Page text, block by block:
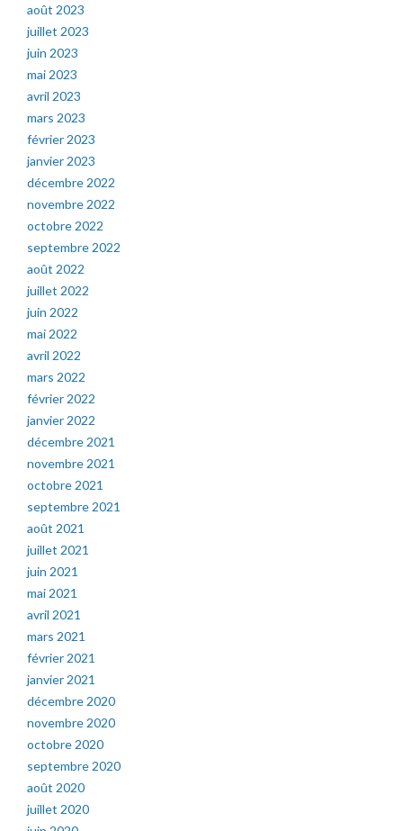
août 2023
juillet 2023
juin 2023
mai 2023
avril 2023
mars 2023
février 2023
janvier 2023
décembre 2022
novembre 2022
octobre 2022
septembre 2022
août 2022
juillet 2022
juin 2022
mai 2022
avril 2022
mars 2022
février 2022
janvier 2022
décembre 2021
novembre 2021
octobre 2021
septembre 2021
août 2021
juillet 2021
juin 2021
mai 2021
avril 2021
mars 2021
février 2021
janvier 2021
décembre 2020
novembre 2020
octobre 2020
septembre 2020
août 2020
juillet 2020